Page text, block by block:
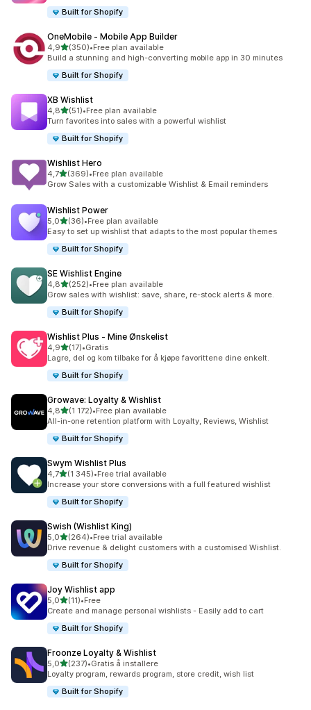
Built for Shopify
OneMobile ‑ Mobile App Builder
4,9av 5 stjerner
(350)
Totalt 350 omtaler
•Free plan available
Build a stunning and high-converting mobile app in 30 minutes
Built for Shopify
XB Wishlist
4,8av 5 stjerner
(51)
Totalt 51 omtaler
•Free plan available
Turn favorites into sales with a powerful wishlist
Built for Shopify
Wishlist Hero
4,7av 5 stjerner
(369)
Totalt 369 omtaler
•Free plan available
Grow Sales with a customizable Wishlist & Email reminders
Wishlist Power
5,0av 5 stjerner
(36)
Totalt 36 omtaler
•Free plan available
Easy to set up wishlist that adapts to the most popular themes
Built for Shopify
SE Wishlist Engine
4,8av 5 stjerner
(252)
Totalt 252 omtaler
•Free plan available
Grow sales with wishlist: save, share, re-stock alerts & more.
Built for Shopify
Wishlist Plus ‑ Mine Ønskelist
4,9av 5 stjerner
(17)
Totalt 17 omtaler
•Gratis
Lagre, del og kom tilbake for å kjøpe favorittene dine enkelt.
Built for Shopify
Growave: Loyalty & Wishlist
4,8av 5 stjerner
(1 172)
Totalt 1172 omtaler
•Free plan available
All-in-one retention platform with Loyalty, Reviews, Wishlist
Built for Shopify
Swym Wishlist Plus
4,7av 5 stjerner
(1 345)
Totalt 1345 omtaler
•Free trial available
Increase your store conversions with a full featured wishlist
Built for Shopify
Swish (Wishlist King)
5,0av 5 stjerner
(264)
Totalt 264 omtaler
•Free trial available
Drive revenue & delight customers with a customised Wishlist.
Built for Shopify
Joy Wishlist app
5,0av 5 stjerner
(11)
Totalt 11 omtaler
•Free
Create and manage personal wishlists - Easily add to cart
Built for Shopify
Froonze Loyalty & Wishlist
5,0av 5 stjerner
(237)
Totalt 237 omtaler
•Gratis å installere
Loyalty program, rewards program, store credit, wish list
Built for Shopify